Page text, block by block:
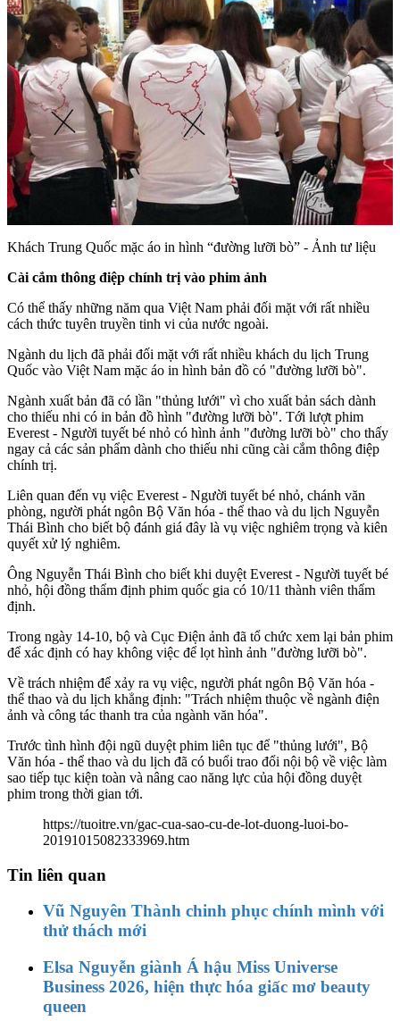
Khách Trung Quốc mặc áo in hình “đường lưỡi bò” - Ảnh tư liệu
Cài cắm thông điệp chính trị vào phim ảnh
Có thể thấy những năm qua Việt Nam phải đối mặt với rất nhiều
cách thức tuyên truyền tinh vi của nước ngoài.
Ngành du lịch đã phải đối mặt với rất nhiều khách du lịch Trung
Quốc vào Việt Nam mặc áo in hình bản đồ có "đường lưỡi bò".
Ngành xuất bản đã có lần "thủng lưới" vì cho xuất bản sách dành
cho thiếu nhi có in bản đồ hình "đường lưỡi bò". Tới lượt phim
Everest - Người tuyết bé nhỏ có hình ảnh "đường lưỡi bò" cho thấy
ngay cả các sản phẩm dành cho thiếu nhi cũng cài cắm thông điệp
chính trị.
Liên quan đến vụ việc Everest - Người tuyết bé nhỏ, chánh văn
phòng, người phát ngôn Bộ Văn hóa - thể thao và du lịch Nguyễn
Thái Bình cho biết bộ đánh giá đây là vụ việc nghiêm trọng và kiên
quyết xử lý nghiêm.
Ông Nguyễn Thái Bình cho biết khi duyệt Everest - Người tuyết bé
nhỏ, hội đồng thẩm định phim quốc gia có 10/11 thành viên thẩm
định.
Trong ngày 14-10, bộ và Cục Điện ảnh đã tổ chức xem lại bản phim
để xác định có hay không việc để lọt hình ảnh "đường lưỡi bò".
Về trách nhiệm để xảy ra vụ việc, người phát ngôn Bộ Văn hóa -
thể thao và du lịch khẳng định: "Trách nhiệm thuộc về ngành điện
ảnh và công tác thanh tra của ngành văn hóa".
Trước tình hình đội ngũ duyệt phim liên tục để "thủng lưới", Bộ
Văn hóa - thể thao và du lịch đã có buổi trao đổi nội bộ về việc làm
sao tiếp tục kiện toàn và nâng cao năng lực của hội đồng duyệt
phim trong thời gian tới.
https://tuoitre.vn/gac-cua-sao-cu-de-lot-duong-luoi-bo-
20191015082333969.htm
Tin liên quan
Vũ Nguyên Thành chinh phục chính mình với
thử thách mới
Elsa Nguyễn giành Á hậu Miss Universe
Business 2026, hiện thực hóa giấc mơ beauty
queen